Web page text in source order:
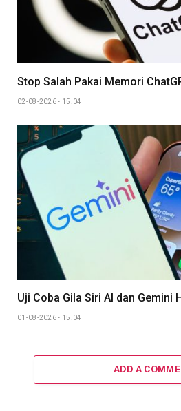
Stop Salah Pakai Memori
02-08-2026 - 15.04
Uji Coba Gila Siri AI dan Gemini
01-08-2026 - 15.04
ADD A